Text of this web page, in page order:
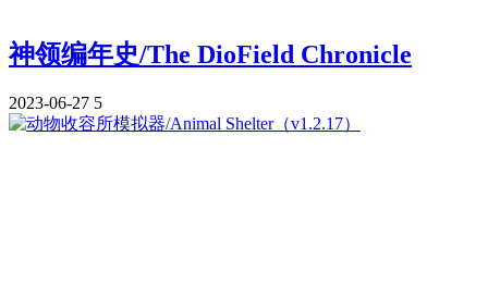
神领编年史/The DioField Chronicle
2023-06-27 5